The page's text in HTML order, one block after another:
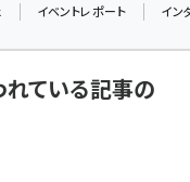
イベントレポート イン
ている記事の